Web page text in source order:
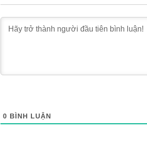
0 BÌNH LUẬN